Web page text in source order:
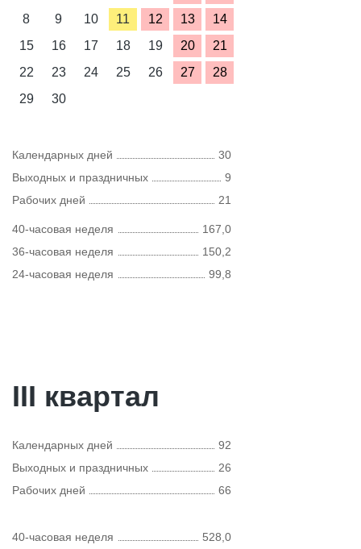
8
9 10 11 12 13
14
15
16 17 18 19 20
21
22
23 24 25 26 27
28
29
30
Календарных дней
30
Выходных и праздничных
9
Рабочих дней
21
40-часовая неделя
167,0
36-часовая неделя
150,2
24-часовая неделя
99,8
III квартал
Календарных дней
92
Выходных и праздничных
26
Рабочих дней
66
40-часовая неделя 528,0